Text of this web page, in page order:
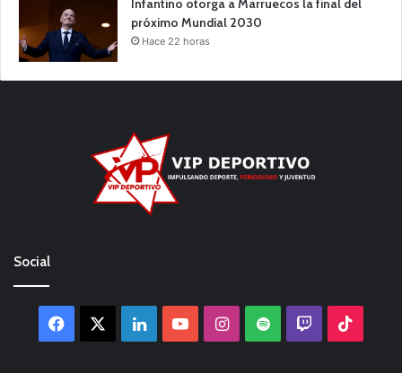
Infantino otorga a Marruecos la final del
próximo Mundial 2030
Hace 22 horas
Social
Facebook LinkedInYouTubeInstagram
Spotify Twitch